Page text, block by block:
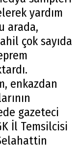
yardım
arada,
çok sayıda
enkazdan
gazeteci
İl Temsilcisi